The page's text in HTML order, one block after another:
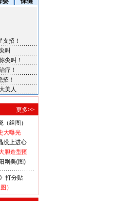
更多>>
组图）
大曝光
没上进心
胆造型图
刚美(图)
打分贴
）